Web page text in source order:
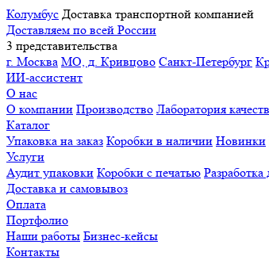
Колумбус Доставка транспортной компанией
Доставляем по всей России
3 представительства
г. Москва МО, д. Кривцово Санкт-Петербург
ИИ-ассистент
О нас
О компании Производство Лаборатория
Каталог
Упаковка на заказ Коробки в наличии Новинки
Услуги
Аудит упаковки Коробки с печатью Разработка
Доставка и самовывоз
Оплата
Портфолио
Наши работы Бизнес-кейсы
Контакты